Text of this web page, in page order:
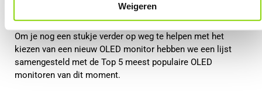
Weigeren
Top 5 OLED monitoren
Om je nog een stukje verder op weg te helpen met het
kiezen van een nieuw OLED monitor hebben we een lijst
samengesteld met de Top 5 meest populaire OLED
monitoren van dit moment.